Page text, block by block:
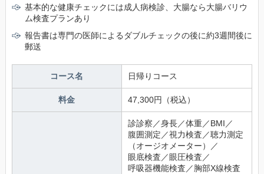
基本的な健康チェックには成人病検診、大腸なら大腸バリウ
ム検査プランあり
報告書は専門の医師によるダブルチェックの後に約3週間後に
郵送
コース名 日帰りコース
料金 47,300円（税込）
診診察／身長／体重／BMI／
腹囲測定／視力検査／聴力測定
（オージオメーター）／
眼底検査／眼圧検査／
呼吸器機能検査／胸部X線検査